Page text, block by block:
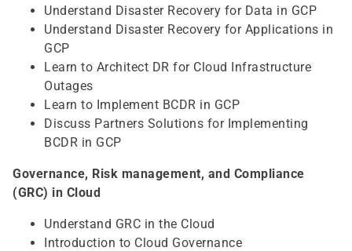
Understand Disaster Recovery for Data in GCP
Understand Disaster Recovery for Applications in
GCP
Learn to Architect DR for Cloud Infrastructure
Outages
Learn to Implement BCDR in GCP
Discuss Partners Solutions for Implementing
BCDR in GCP
Governance, Risk management, and Compliance
(GRC) in Cloud
Understand GRC in the Cloud
Introduction to Cloud Governance